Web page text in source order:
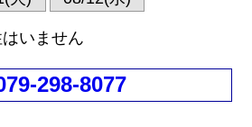
いません
298-8077